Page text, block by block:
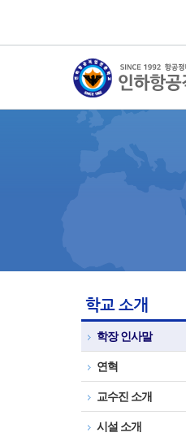
학교 소개
학장 인사말
연혁
교수진 소개
시설 소개